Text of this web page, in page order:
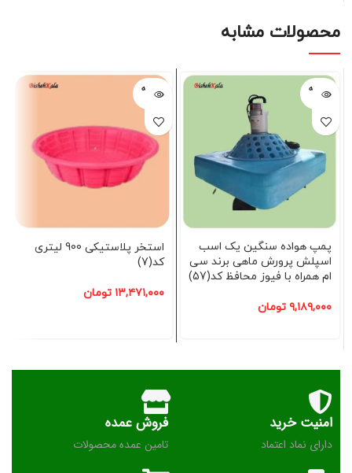
محصولات مشابه
فروخته
شده
پمپ هواده سنگین یک اسب
اسپلش پرورش ماهی برند سی
ام همراه با فیوز محافظ کد(57)
۹,۱۸۹,۰۰۰ تومان
فروخته
شده
استخر پلاستیکی 900 لیتری
کد(7)
۱۳,۴۷۱,۰۰۰ تومان
امنیت خرید
دارای نماد اعتماد
فروش عمده
تامین عمده محصولات